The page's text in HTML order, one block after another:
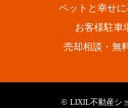
ペットと幸せに
お客様駐車
売却相談・無
© LIXIL不動産シ